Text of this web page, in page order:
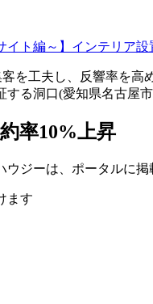
を工夫し、反響率を高
る洞口(愛知県名古屋市
率10%上昇
ジーは、ポータルに
ます